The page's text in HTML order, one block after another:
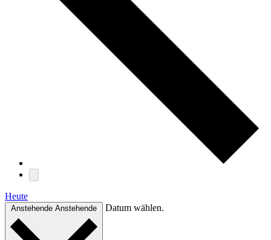
Heute
Anstehende Anstehende Datum wählen.